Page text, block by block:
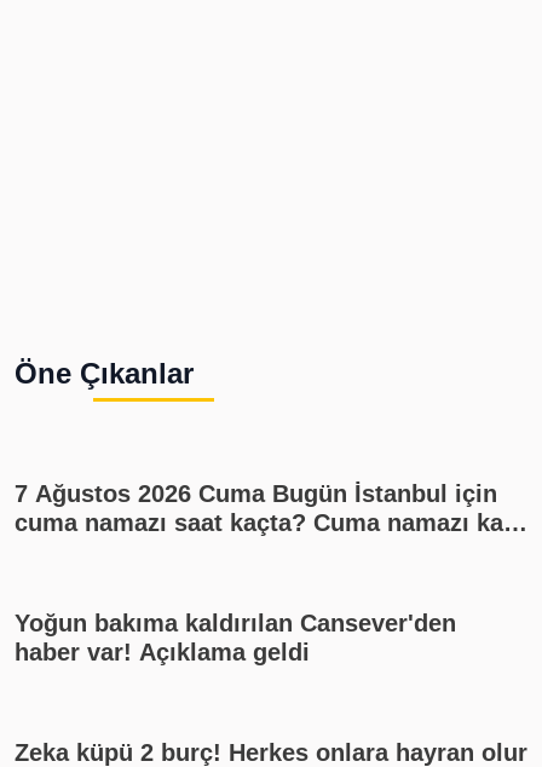
Öne Çıkanlar
7 Ağustos 2026 Cuma Bugün İstanbul için
cuma namazı saat kaçta? Cuma namazı kaç
Yoğun bakıma kaldırılan Cansever'den
haber var! Açıklama geldi
Zeka küpü 2 burç! Herkes onlara hayran olur